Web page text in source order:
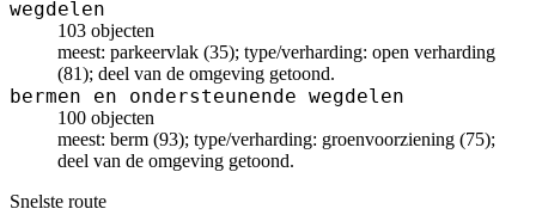
wegdelen
103 objecten
meest: parkeervlak (35); type/verharding: open verharding
(81); deel van de omgeving getoond.
bermen en ondersteunende wegdelen
100 objecten
meest: berm (93); type/verharding: groenvoorziening (75);
deel van de omgeving getoond.
Snelste route